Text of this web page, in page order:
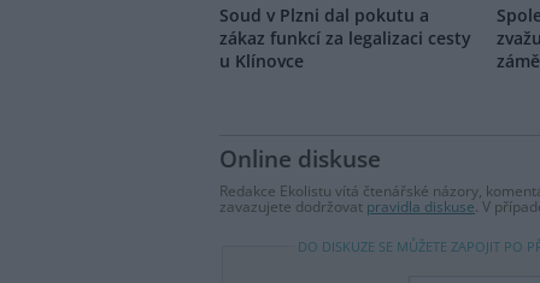
Soud v Plzni dal pokutu a
zákaz funkcí za legalizaci cesty
u Klínovce
Online diskuse
Redakce Ekolistu vítá čtenářské názory,
zavazujete dodržovat pravidla diskuse. V
DO DISKUZE SE MŮŽETE ZAPOJIT PO